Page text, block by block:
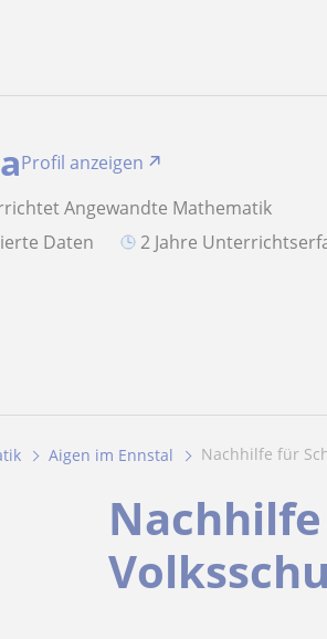
Profil anzeigen
Angewandte Mathematik
Daten
2 Jahre
Aigen im Ennstal Nachhilfe für